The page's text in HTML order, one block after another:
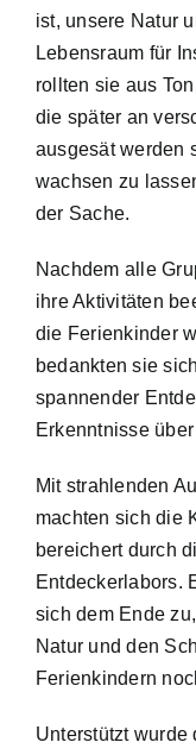
ist, unsere Natur
Lebensraum für
rollten sie aus
die später an
ausgesät werden
wachsen zu
der Sache.
Nachdem alle
ihre Aktivitäten
die Ferienkinder
bedankten sie
spannender
Erkenntnisse
Mit strahlenden
machten sich die
bereichert durch
Entdeckerlabors.
sich dem Ende
Natur und den
Ferienkindern
Unterstützt wurde